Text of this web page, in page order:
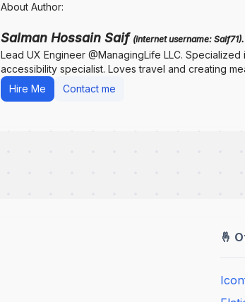
About Author:
Salman Hossain Saif (internet username: Saif71).
Lead UX Engineer @ManagingLife LLC.
accessibility specialist. Loves travel and creating
Hire Me
Contact me
🤞